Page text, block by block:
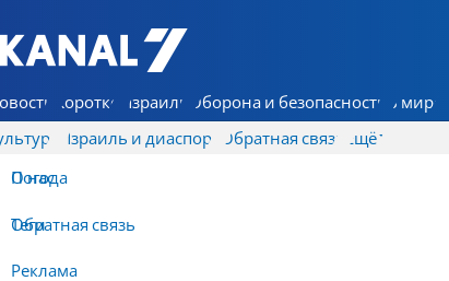
7 КАНАЛ - Аруц Шева
Коротко Израиль Оборона и безопасность В мире
Израиль и диаспора Обратная связь
О нас
Обратная связь
Реклама
Ещё
Погода
Теги